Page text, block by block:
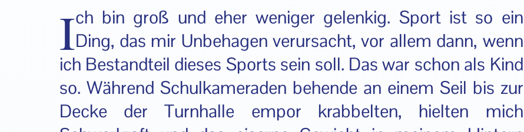
Ich bin groß und eher weniger gelenkig. Sport ist so ein
Ding, das mir Unbehagen verursacht, vor allem dann, wenn
ich Bestandteil dieses Sports sein soll. Das war schon als Kind
so. Während Schulkameraden behende an einem Seil bis zur
Decke der Turnhalle empor krabbelten, hielten mich